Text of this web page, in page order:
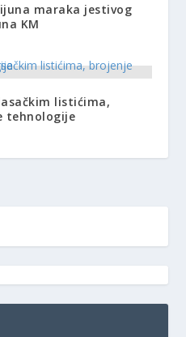
maraka jestivog
KM
listićima,
tehnologije